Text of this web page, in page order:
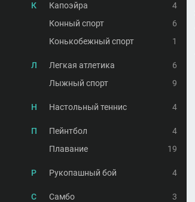
К Капоэйра
4
Конный спорт
6
Конькобежный спорт
1
Л Легкая атлетика
6
Лыжный спорт
9
Н Настольный теннис 4
П Пейнтбол
4
Плавание
19
Р Рукопашный бой 4
С Самбо
3